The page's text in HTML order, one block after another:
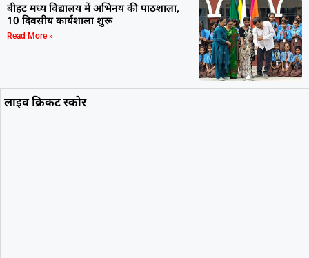
बीहट मध्य विद्यालय में अभिनय की पाठशाला,
10 दिवसीय कार्यशाला शुरू
Read More »
लाइव क्रिकट स्कोर